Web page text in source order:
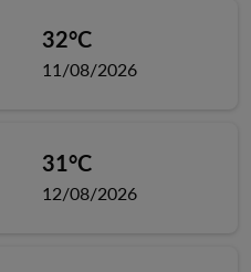
32°C
11/08/2026
31°C
12/08/2026